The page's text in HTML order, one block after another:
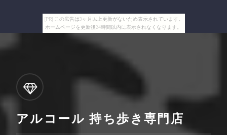
[PR] この広告は3ヶ月以上更新がないため表示されています。
ホームページを更新後24時間以内に表示されなくなります。
アルコール 持ち歩き専門店